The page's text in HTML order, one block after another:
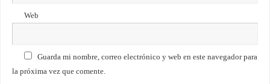
Web
Guarda mi nombre, correo electrónico y web en este navegador para
la próxima vez que comente.